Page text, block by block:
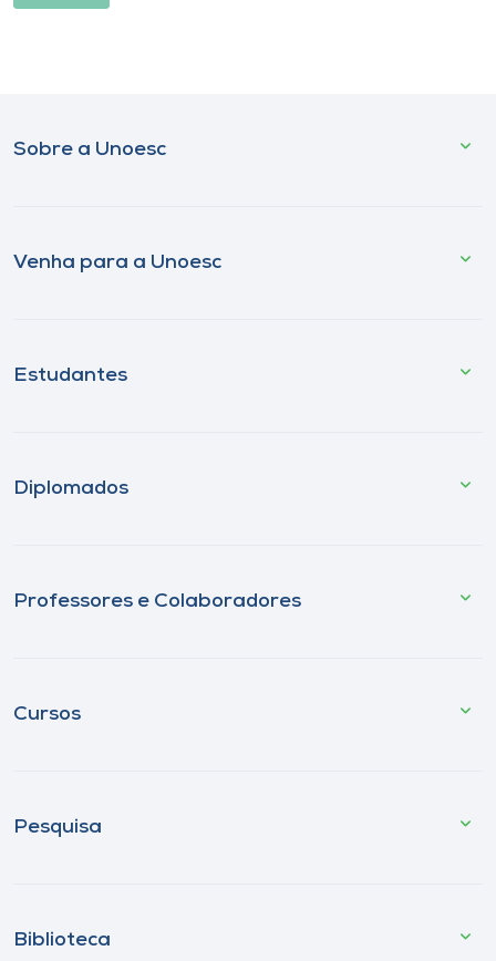
Sobre a Unoesc
Venha para a Unoesc
Estudantes
Diplomados
Professores e Colaboradores
Cursos
Pesquisa
Biblioteca